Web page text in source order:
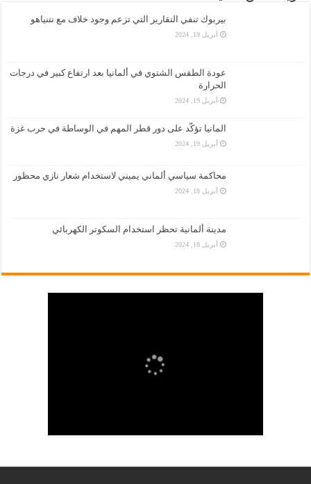
بيربوك تنفي التقارير التي تزعم وجود خلاف مع نتنياهو
أبريل 19, 2024
عودة الطقس الشتوي في ألمانيا بعد ارتفاع كبير في درجات
الحرارة
أبريل 19, 2024
المانيا تؤكّد على دور قطر المهم في الوساطة في حرب غزة
أبريل 19, 2024
محاكمة سياسي ألماني يميني لاستخدام شعار نازي محظور
أبريل 18, 2024
مدينة ألمانية تحظر استخدام السكوتر الكهربائي
أبريل 18, 2024